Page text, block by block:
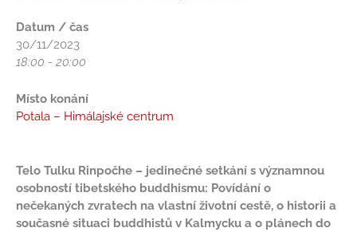
Datum / čas
30/11/2023
18:00 - 20:00
Místo konání
Potala – Himálajské centrum
Telo Tulku Rinpočhe – jedinečné setkání s významnou
osobností tibetského buddhismu: Povídání o
nečekaných zvratech na vlastní životní cestě, o historii a
současné situaci buddhistů v Kalmycku a o plánech do